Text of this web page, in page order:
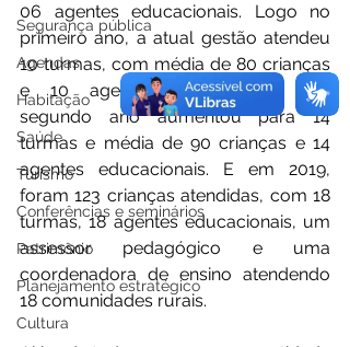
Segurança pública
Agendas
Habitação
Saúde
Turismo
Conferências e seminários
Patrimônio
Planejamento estratégico
Cultura
06 agentes educacionais. Logo no
primeiro ano, a atual gestão atendeu
10 turmas, com média de 80 crianças
e 10 agentes educacionais. No
segundo ano aumentou para 14
turmas e média de 90 crianças e 14
agentes educacionais. E em 2019,
foram 123 crianças atendidas, com 18
turmas, 18 agentes educacionais, um
assessor pedagógico e uma
coordenadora de ensino atendendo
18 comunidades rurais.